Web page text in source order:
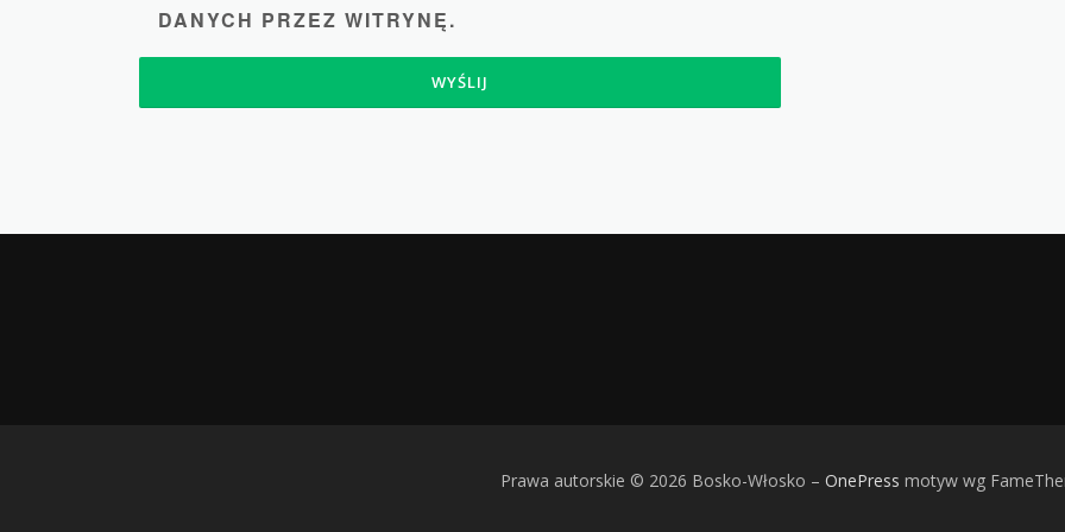
DANYCH PRZEZ WITRYNĘ.
Prawa autorskie © 2026 Bosko-Włosko – OnePress motyw wg